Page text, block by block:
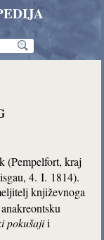
(Pempelfort, kraj
4. I. 1814).
književnoga
pokušajii